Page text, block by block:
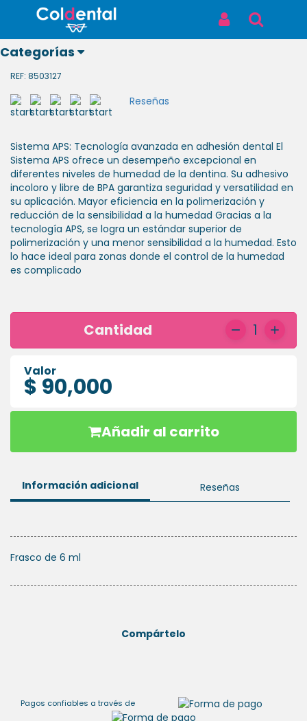
Categorías
Productos ADHESIVO AMBAR APS X 6ML
ADHESIVO AMBAR APS X 6ML
ADHESIVO AMBAR APS X 6ML
REF: 8503127
Reseñas
Sistema APS: Tecnología avanzada en adhesión dental El
Sistema APS ofrece un desempeño excepcional en
diferentes niveles de humedad de la dentina. Su adhesivo
incoloro y libre de BPA garantiza seguridad y versatilidad en
su aplicación. Mayor eficiencia en la polimerización y
reducción de la sensibilidad a la humedad Gracias a la
tecnología APS, se logra un estándar superior de
polimerización y una menor sensibilidad a la humedad. Esto
lo hace ideal para zonas donde el control de la humedad
es complicado
Cantidad 1
Valor
$ 90,000
Añadir al carrito
Información adicional Reseñas
Frasco de 6 ml
Compártelo
Pagos confiables a través de
los
productos
ODONTOLÓGICOS
LABORATORIO
BIOSEGURIDAD
HIGIENE
PLACAS
ESSIX